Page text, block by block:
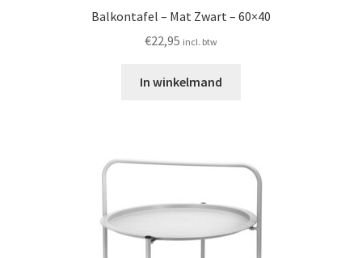
Balkontafel – Mat Zwart – 60×40
€22,95 incl. btw
In winkelmand